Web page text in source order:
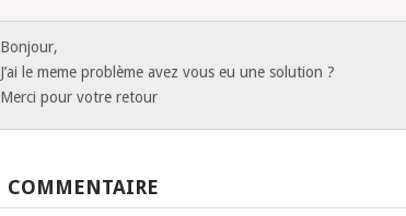
Bonjour,
J’ai le meme problème avez vous eu une solution ?
Merci pour votre retour
COMMENTAIRE